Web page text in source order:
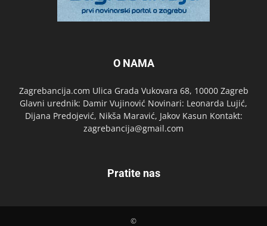
O NAMA
Zagrebancija.com Ulica Grada Vukovara 68, 10000 Zagreb
Glavni urednik: Damir Vujinović Novinari: Leonarda Lujić,
Dijana Predojević, Nikša Maravić, Jakov Kasun Kontakt:
zagrebancija@gmail.com
Pratite nas
©